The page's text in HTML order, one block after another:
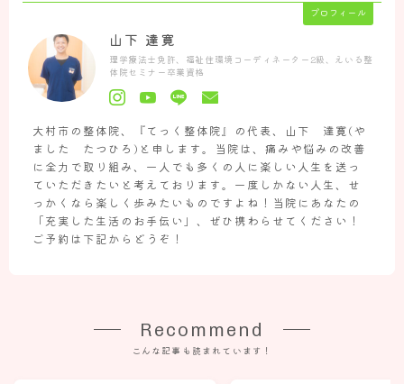
疲れ・睡眠・自律神経でお悩みの方
その他お体のお悩み解決
プロフィール
山下 達寛
理学療法士免許、福祉住環境コーディネーター2級、えいる整
体院セミナー卒業資格
大村市の整体院、『てっく整体院』の代表、山下 達寛(や
ました たつひろ)と申します。当院は、痛みや悩みの改善
に全力で取り組み、一人でも多くの人に楽しい人生を送っ
ていただきたいと考えております。一度しかない人生、せ
っかくなら楽しく歩みたいものですよね！当院にあなたの
「充実した生活のお手伝い」、ぜひ携わらせてください！
ご予約は下記からどうぞ！
Recommend
こんな記事も読まれています！